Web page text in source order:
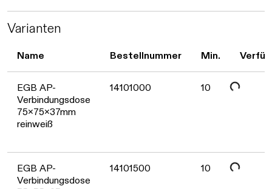
Varianten
Name Bestellnummer Min.
EGB AP-
Verbindungsdose
75x75x37mm
reinweiß
14101000 10
Daten werden geladen. Bitte warten...
EGB AP-
Verbindungsdose
14101500 10
Daten werden geladen. Bitte warten...